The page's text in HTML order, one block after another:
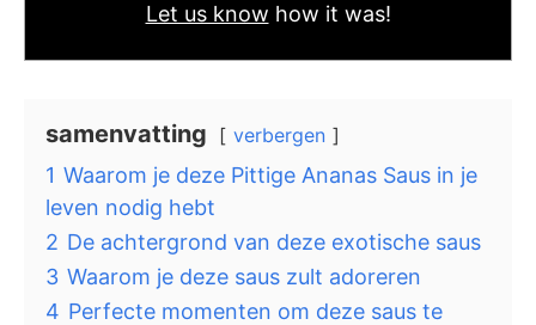
Let us know how it was!
samenvatting verbergen
1 Waarom je deze Pittige Ananas Saus in je
leven nodig hebt
2 De achtergrond van deze exotische saus
3 Waarom je deze saus zult adoreren
4 Perfecte momenten om deze saus te